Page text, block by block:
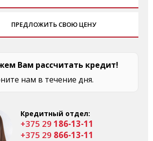
ПРЕДЛОЖИТЬ СВОЮ ЦЕНУ
Вам рассчитать кредит!
нам в течение дня.
Кредитный отдел:
+375 29 186-13-11
+375 29 866-13-11